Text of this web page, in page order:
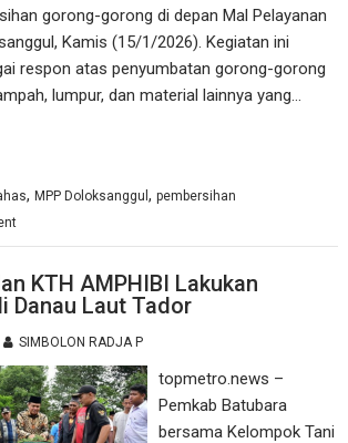
gorong-gorong di depan Mal Pelayanan
Kamis (15/1/2026). Kegiatan ini
respon atas penyumbatan gorong-gorong
lumpur, dan material lainnya yang…
,MPP Doloksanggul,pembersihan
KTH AMPHIBI Lakukan
Danau Laut Tador
SIMBOLON RADJA P
topmetro.news –
Pemkab Batubara
bersama Kelompok Tani